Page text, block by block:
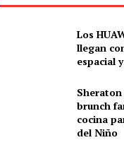
Los
llegan
espacial
brunch
cocina
del Niño